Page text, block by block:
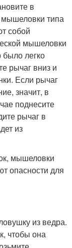
в
типа
собой
мышеловки
легко
рычаг вниз и
Если рычаг
значит, в
поднесите
рычаг в
из
мышеловки
опасности для
из ведра.
чтобы она